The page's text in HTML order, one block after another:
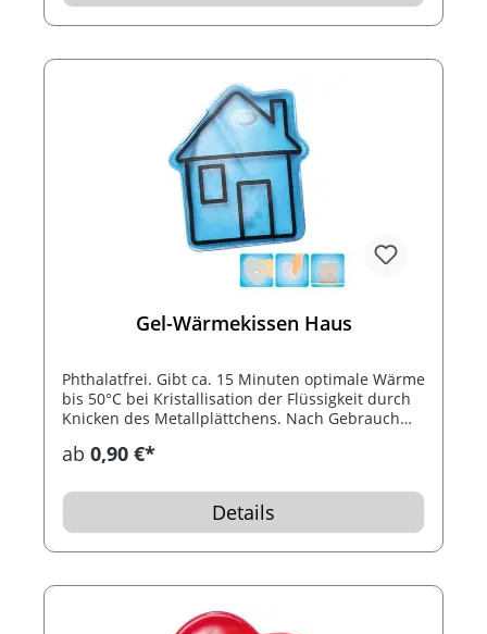
Gel-Wärmekissen Haus
Phthalatfrei. Gibt ca. 15 Minuten optimale Wärme
bis 50°C bei Kristallisation der Flüssigkeit durch
Knicken des Metallplättchens. Nach Gebrauch
Wasser legen. Bis 1.000 mal wiederverwendbar.
ab 0,90 €*
Details